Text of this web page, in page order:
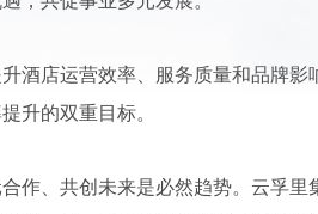
酒店运营效率、服务质量和品牌
升的双重目标。
作、共创未来是必然趋势。云孚